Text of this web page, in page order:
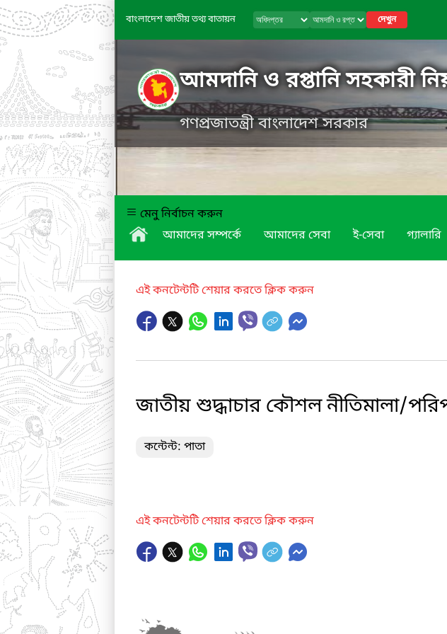
বাংলাদেশ জাতীয় তথ্য বাতায়ন দেখুন
আমদানি ও রপ্তানি সহকারী
গণপ্রজাতন্ত্রী বাংলাদেশ সরকার
মেনু নির্বাচন করুন
আমাদের সম্পর্কে
আমাদের সেবা ই-সেবা গ্যালারি
এই কনটেন্টটি শেয়ার করতে ক্লিক করুন
জাতীয় শুদ্ধাচার কৌশল নীতিমালা/
কন্টেন্ট: পাতা
এই কনটেন্টটি শেয়ার করতে ক্লিক করুন